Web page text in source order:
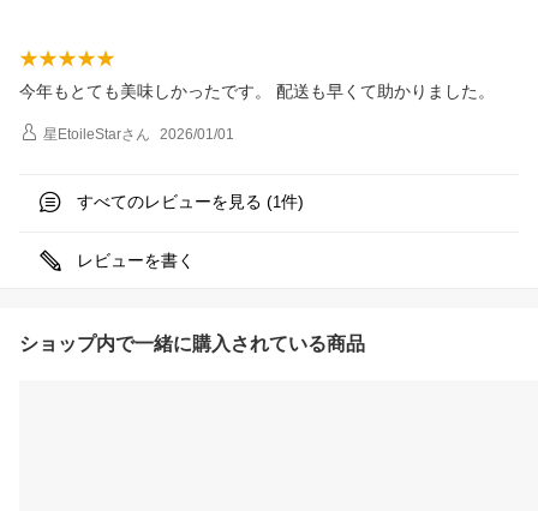
今年もとても美味しかったです。 配送も早くて助かりました。
星EtoileStarさん 2026/01/01
すべてのレビューを見る (1件)
レビューを書く
ショップ内で一緒に購入されている商品